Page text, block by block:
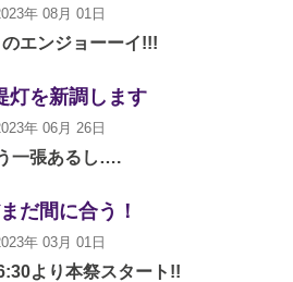
年 08月 01日
エンジョーーイ!!!
灯を新調します
年 06月 26日
一張あるし….
だ間に合う！
年 03月 01日
より本祭スタート!!